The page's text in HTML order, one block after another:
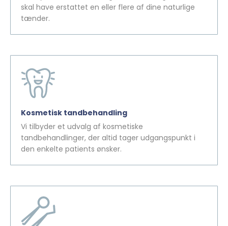
skal have erstattet en eller flere af dine naturlige
tænder.
Kosmetisk tandbehandling
Vi tilbyder et udvalg af kosmetiske
tandbehandlinger, der altid tager udgangspunkt i
den enkelte patients ønsker.